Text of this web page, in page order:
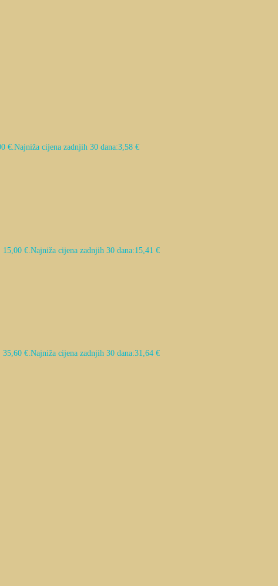
€. Najniža cijena zadnjih 30 dana:3,58 €
€. Najniža cijena zadnjih 30 dana:15,41 €
35,60 €.Najniža cijena zadnjih 30 dana:31,64 €